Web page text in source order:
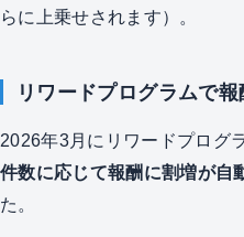
らに上乗せされます）。
リワードプログラムで
2026年3月にリワードプログ
件数に応じて報酬に割増が自
た。